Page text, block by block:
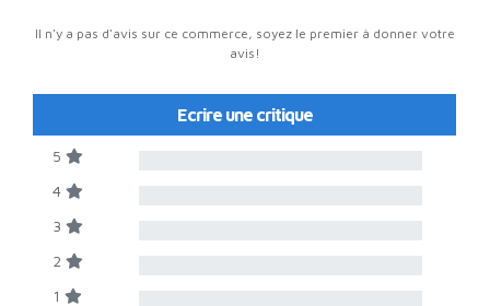
Il n'y a pas d'avis sur ce commerce, soyez le premier à donner votre
avis!
Ecrire une critique
5
4
3
2
1